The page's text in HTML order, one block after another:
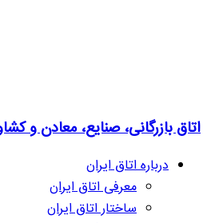
اتاق بازرگانی، صنایع، معادن و
درباره اتاق ایران
معرفی اتاق ایران
ساختار اتاق ایران